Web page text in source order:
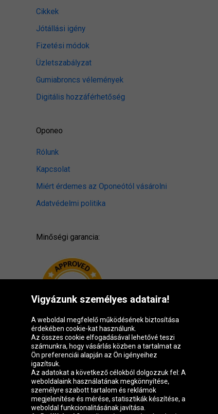
Cikkek
Jótállási igény
Fizetési módok
Üzletszabályzat
Gumiabroncs vélemények
Digitális hozzáférhetőség
Oponeo
Rólunk
Kapcsolat
Miért érdemes az Oponeótól vásárolni
Adatvédelmi politika
Minőségi garancia:
Oponeo csoport
Belgique
Česká
Deutschland
Vigyázunk személyes adataira!
A weboldal megfelelő működésének biztosítása
érdekében cookie-kat használunk.
Az összes cookie elfogadásával lehetővé teszi
számunkra, hogy vásárlás közben a tartalmat az
Ön preferenciái alapján az Ön igényeihez
igazítsuk.
Az adatokat a következő célokból dolgozzuk fel: A
weboldalaink használatának megkönnyítése,
személyre szabott tartalom és reklámok
megjelenítése és mérése, statisztikák készítése, a
weboldal funkcionalitásának javítása.